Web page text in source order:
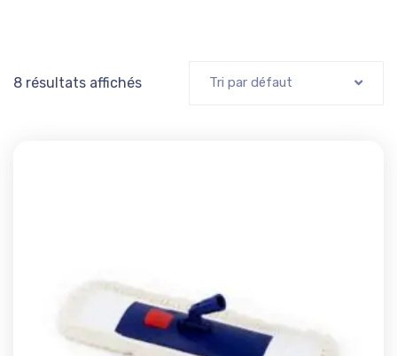
8 résultats affichés Tri par défaut